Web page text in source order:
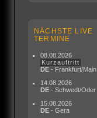
NÄCHSTE LIVE
TERMINE
08.08.2026
Kurzauftritt
DE - Frankfurt/Main
14.08.2026
DE - Schwedt/Oder
15.08.2026
DE - Gera